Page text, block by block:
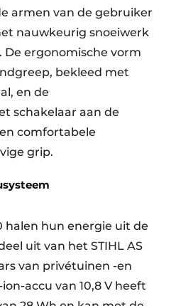
armen van de gebruiker
nauwkeurig snoeiwerk
De ergonomische vorm
bekleed met
en de
schakelaar aan de
comfortabele
grip.
halen hun energie uit de
uit van het STIHL AS
van privétuinen -en
accu van 10,8 V heeft